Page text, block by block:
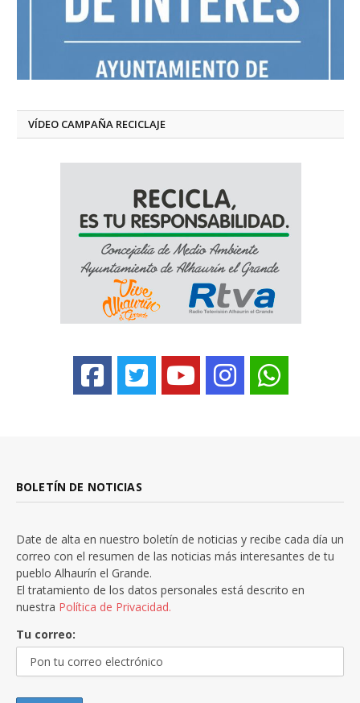
VÍDEO CAMPAÑA RECICLAJE
BOLETÍN DE NOTICIAS
Date de alta en nuestro boletín de noticias y recibe cada día un
correo con el resumen de las noticias más interesantes de tu
pueblo Alhaurín el Grande.
El tratamiento de los datos personales está descrito en
nuestra Política de Privacidad.
Tu correo: